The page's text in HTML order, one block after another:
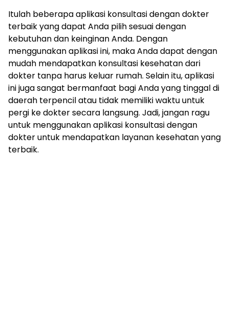
Itulah beberapa aplikasi konsultasi dengan dokter
terbaik yang dapat Anda pilih sesuai dengan
kebutuhan dan keinginan Anda. Dengan
menggunakan aplikasi ini, maka Anda dapat dengan
mudah mendapatkan konsultasi kesehatan dari
dokter tanpa harus keluar rumah. Selain itu, aplikasi
ini juga sangat bermanfaat bagi Anda yang tinggal di
daerah terpencil atau tidak memiliki waktu untuk
pergi ke dokter secara langsung. Jadi, jangan ragu
untuk menggunakan aplikasi konsultasi dengan
dokter untuk mendapatkan layanan kesehatan yang
terbaik.